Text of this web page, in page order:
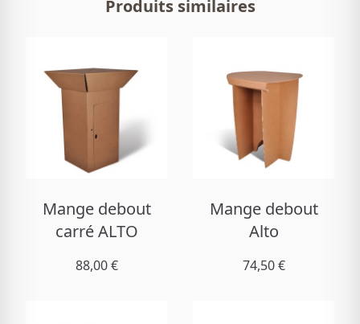
Produits similaires
Mange debout
carré ALTO
88,00 €
Mange debout
Alto
74,50 €